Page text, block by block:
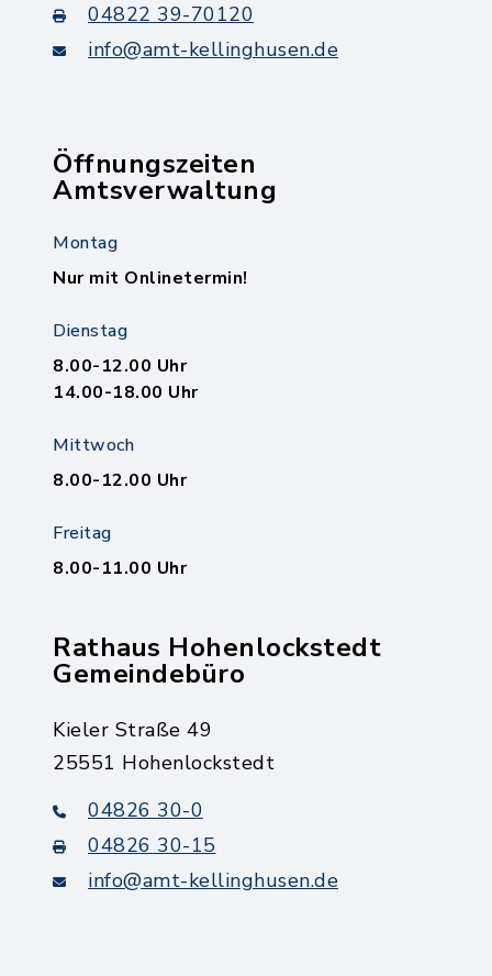
04822 39-70120
info@amt-kellinghusen.de
Öffnungszeiten
Amtsverwaltung
Montag
Nur mit Onlinetermin!
Dienstag
8.00-12.00 Uhr
14.00-18.00 Uhr
Mittwoch
8.00-12.00 Uhr
Freitag
8.00-11.00 Uhr
Rathaus Hohenlockstedt
Gemeindebüro
Kieler Straße 49
25551 Hohenlockstedt
04826 30-0
04826 30-15
info@amt-kellinghusen.de